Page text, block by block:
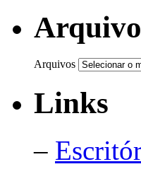
Arquivos
Links
–